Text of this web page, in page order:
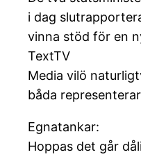
i dag
vinna stöd för en
TextTV
Media vilö
båda
Egnatankar:
Hoppas det går